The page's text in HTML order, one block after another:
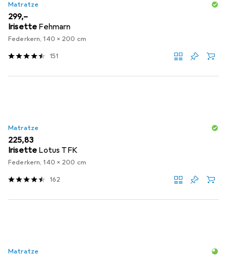
Matratze
EUR
299,–
Irisette Fehmarn
Federkern, 140 x 200 cm
151
Matratze
EUR
225,83
Irisette Lotus TFK
Federkern, 140 x 200 cm
162
Matratze